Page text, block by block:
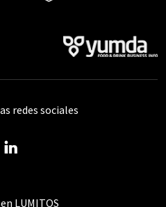
LUMITOS
redes sociales